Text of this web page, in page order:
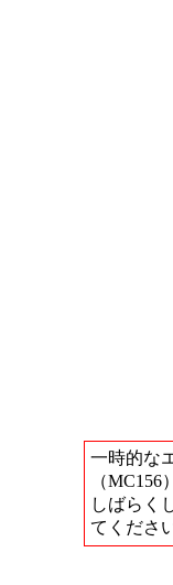
一時的な
（MC156）
しばらく
てくださ